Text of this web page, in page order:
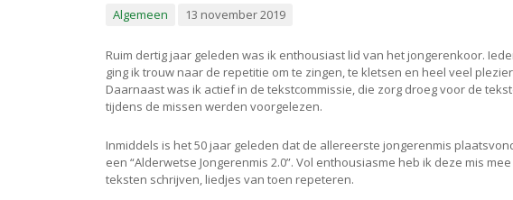
Algemeen 13 november 2019
Ruim dertig jaar geleden was ik enthousiast lid van het jongerenkoor.
ging ik trouw naar de repetitie om te zingen, te kletsen en heel veel
Daarnaast was ik actief in de tekstcommissie, die zorg droeg voor de
tijdens de missen werden voorgelezen.
Inmiddels is het 50 jaar geleden dat de allereerste jongerenmis
een “Alderwetse Jongerenmis 2.0”. Vol enthousiasme heb ik deze mis
teksten schrijven, liedjes van toen repeteren.